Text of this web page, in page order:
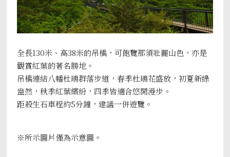
全長130米、高38米的吊橋，可飽覽那須壯麗山色，亦是
觀賞紅葉的著名勝地。
吊橋連結八幡杜鵑群落步道，春季杜鵑花盛放，初夏新綠
盎然，秋季紅葉繽紛，四季皆適合悠閒漫步。
距殺生石車程約5分鐘，建議一併遊覽。
※所示圖片僅為示意圖。